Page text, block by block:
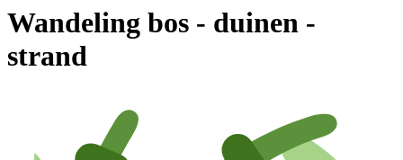
Wandeling bos - duinen -
strand